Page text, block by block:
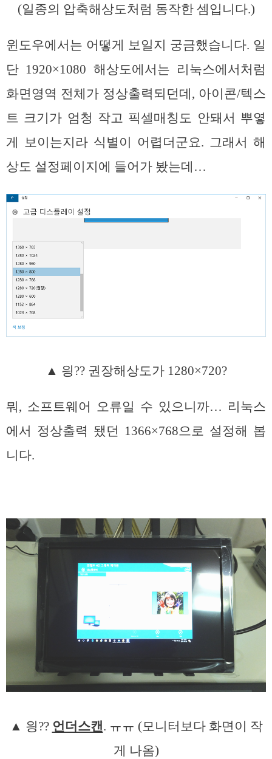
(일종의 압축해상도처럼 동작한 셈입니다.)
윈도우에서는 어떻게 보일지 궁금했습니다. 일
단 1920×1080 해상도에서는 리눅스에서처럼
화면영역 전체가 정상출력되던데, 아이콘/텍스
트 크기가 엄청 작고 픽셀매칭도 안돼서 뿌옇
게 보이는지라 식별이 어렵더군요. 그래서 해
상도 설정페이지에 들어가 봤는데…
▲ 읭??권장해상도가 1280×720?
뭐, 소프트웨어 오류일 수 있으니까… 리눅스
에서 정상출력 됐던 1366×768으로 설정해 봅
니다.
▲ 읭?? 언더스캔. ㅠㅠ (모니터보다 화면이 작
게 나옴)